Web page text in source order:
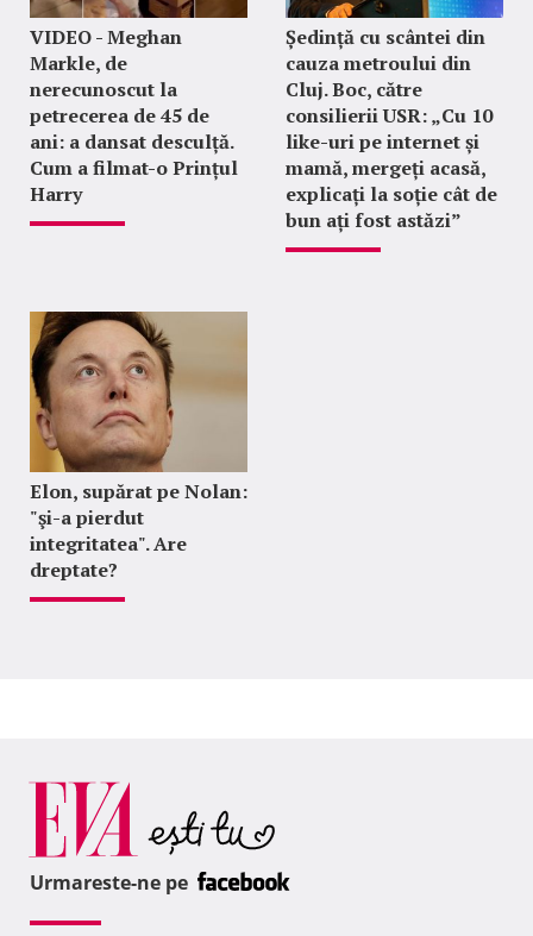
VIDEO - Meghan
Markle, de
nerecunoscut la
petrecerea de 45 de
ani: a dansat desculță.
Cum a filmat-o Prințul
Harry
Ședință cu scântei din
cauza metroului din
Cluj. Boc, către
consilierii USR: „Cu 10
like-uri pe internet și
mamă, mergeți acasă,
explicați la soție cât de
bun ați fost astăzi”
Elon, supărat pe Nolan:
"şi-a pierdut
integritatea". Are
dreptate?
Urmareste-ne pe